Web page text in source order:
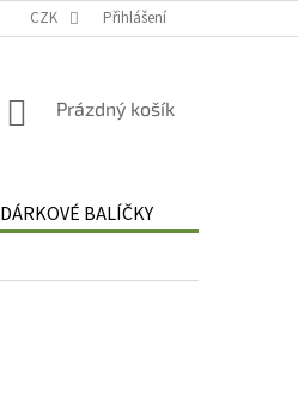
Odstoupení od smlouvy
CZK Přihlášení
NÁKUPNÍ
Prázdný košík
DÁRKOVÉ BALÍČKY